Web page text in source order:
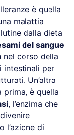
è quella
malattia
dalla dieta
del sangue
nel corso della
intestinali per
Un’altra
prima, è quella
, l’enzima che
l’azione di